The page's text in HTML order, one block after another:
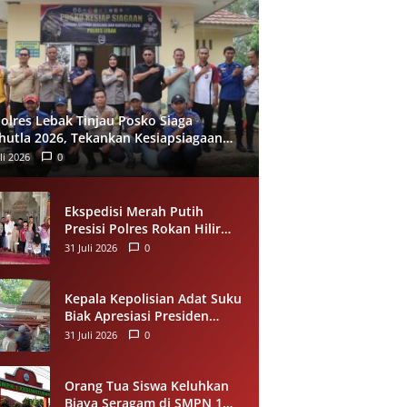
Lebak Tinjau Posko Siaga
2026, Tekankan Kesiapsiagaan
Pencegahan Kebakaran Hutan
2026 0
Ekspedisi Merah Putih
Presisi Polres Rokan Hilir
Salurkan Sedekah Makanan
31 Juli 2026 0
Kepala Kepolisian Adat Suku
Biak Apresiasi Presiden
Prabowo atas Renovasi
31 Juli 2026 0
Orang Tua Siswa Keluhkan
Biaya Seragam di SMPN 1